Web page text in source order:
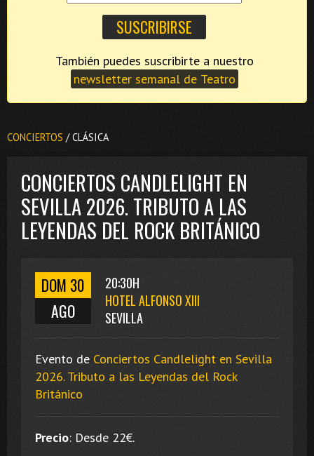
newsletter semanal de Teatro
CONCIERTOS / CLÁSICA
CONCIERTOS CANDLELIGHT EN
SEVILLA 2026. TRIBUTO A LAS
LEYENDAS DEL ROCK BRITÁNICO
DOM 30
AGO
20:30H
HOTEL ALFONSO XIII
SEVILLA
Evento de Conciertos Candlelight en Sevilla
2026. Tributo a las Leyendas del Rock
Británico
Precio: Desde 22€.